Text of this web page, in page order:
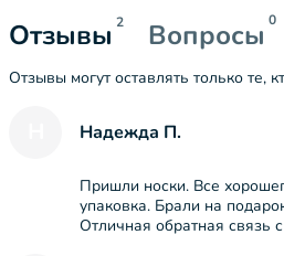
Отзывы 2 Вопросы 0
Отзывы могут оставлять только те,
Надежда П.
Пришли носки. Все
упаковка. Брали на
Отличная обратная связь